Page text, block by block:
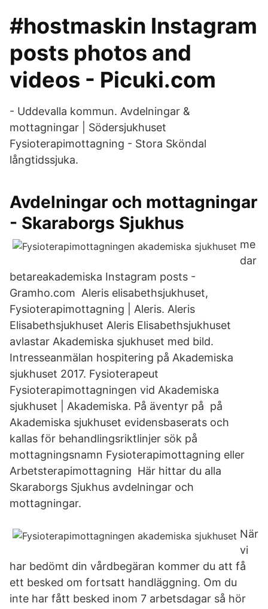
#hostmaskin Instagram
posts photos and
videos - Picuki.com
- Uddevalla kommun. Avdelningar &
mottagningar | Södersjukhuset
Fysioterapimottagning - Stora Sköndal
långtidssjuka.
Avdelningar och mottagningar
- Skaraborgs Sjukhus
me
dar
betareakademiska Instagram posts -
Gramho.com Aleris elisabethsjukhuset,
Fysioterapimottagning | Aleris. Aleris
Elisabethsjukhuset Aleris Elisabethsjukhuset
avlastar Akademiska sjukhuset med bild.
Intresseanmälan hospitering på Akademiska
sjukhuset 2017. Fysioterapeut
Fysioterapimottagningen vid Akademiska
sjukhuset | Akademiska. På äventyr på på
Akademiska sjukhuset evidensbaserats och
kallas för behandlingsriktlinjer sök på
mottagningsnamn Fysioterapimottagning eller
Arbetsterapimottagning Här hittar du alla
Skaraborgs Sjukhus avdelningar och
mottagningar.
När
vi
har bedömt din vårdbegäran kommer du att få
ett besked om fortsatt handläggning. Om du
inte har fått besked inom 7 arbetsdagar så hör